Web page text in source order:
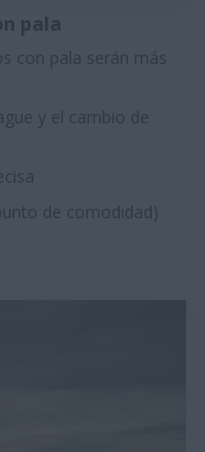
pala
con pala serán más
y el cambio de
de comodidad)